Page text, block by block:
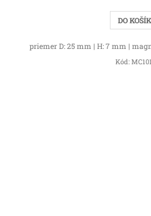
DO
priemer D: 25 mm | H: 7 mm |
Kód: